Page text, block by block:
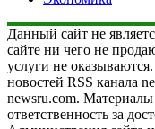
Данный сайт не
сайте ни чего не
услуги не
новостей RSS канала
newsru.com.
ответственность за